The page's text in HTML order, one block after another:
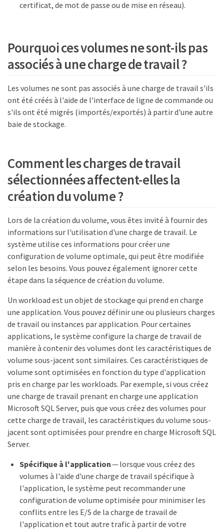
certificat, de mot de passe ou de mise en réseau).
Pourquoi ces volumes ne sont-ils pas
associés à une charge de travail ?
Les volumes ne sont pas associés à une charge de travail s'ils
ont été créés à l'aide de l'interface de ligne de commande ou
s'ils ont été migrés (importés/exportés) à partir d'une autre
baie de stockage.
Comment les charges de travail
sélectionnées affectent-elles la
création du volume ?
Lors de la création du volume, vous êtes invité à fournir des
informations sur l'utilisation d'une charge de travail. Le
système utilise ces informations pour créer une
configuration de volume optimale, qui peut être modifiée
selon les besoins. Vous pouvez également ignorer cette
étape dans la séquence de création du volume.
Un workload est un objet de stockage qui prend en charge
une application. Vous pouvez définir une ou plusieurs charges
de travail ou instances par application. Pour certaines
applications, le système configure la charge de travail de
manière à contenir des volumes dont les caractéristiques de
volume sous-jacent sont similaires. Ces caractéristiques de
volume sont optimisées en fonction du type d'application
pris en charge par les workloads. Par exemple, si vous créez
une charge de travail prenant en charge une application
Microsoft SQL Server, puis que vous créez des volumes pour
cette charge de travail, les caractéristiques du volume sous-
jacent sont optimisées pour prendre en charge Microsoft SQL
Server.
Spécifique à l'application— lorsque vous créez des
volumes à l'aide d'une charge de travail spécifique à
l'application, le système peut recommander une
configuration de volume optimisée pour minimiser les
conflits entre les E/S de la charge de travail de
l'application et tout autre trafic à partir de votre